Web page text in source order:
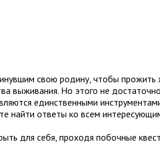
свою родину, чтобы прожить
выживания. Но этого не
единственными
найти ответы ко всем
для себя, проходя побочные